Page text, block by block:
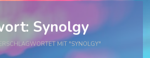
Synolgy
MIT "SYNOLGY"